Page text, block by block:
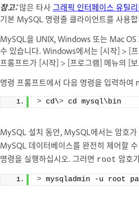
참고:많은 타사그래픽 인터페이스 유틸
기본 MySQL 명령줄 클라이언트를 사용
MySQL을 UNIX, Windows 또는 Mac OS
수 있습니다. Windows에서는 [시작] > [
프롬프트가 [시작] > [프로그램] 메뉴의 [
명령 프롬프트에서 다음 명령을 입력하
> cd\> cd mysql\bin
MySQL 설치 동안, MySQL에서는 암호
MySQL 데이터베이스를 완전히 제어할
명령을 실행하십시오. 그러면 root 암호
> mysqladmin -u root